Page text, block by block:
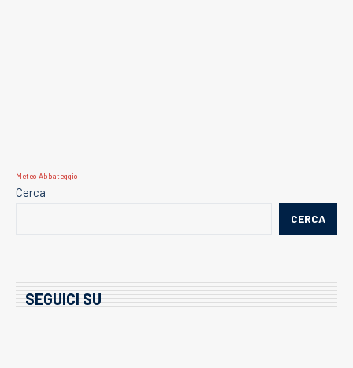
Meteo Abbateggio
Cerca
CERCA
SEGUICI SU